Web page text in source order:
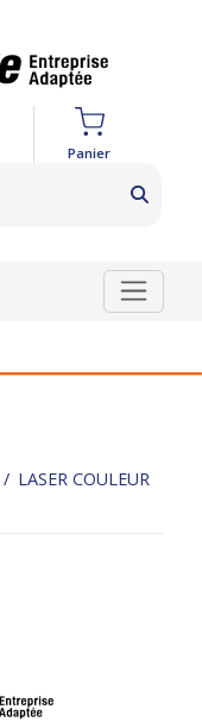
Panier
LASER COULEUR